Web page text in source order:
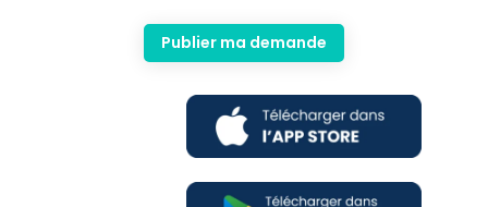
Publier ma demande